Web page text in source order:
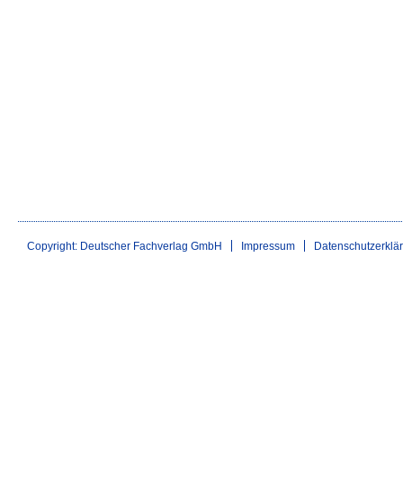
Copyright: Deutscher Fachverlag GmbH Impressum